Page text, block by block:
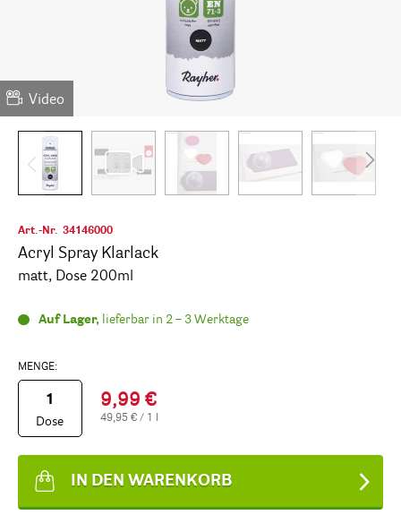
Video
Art.-Nr. 34146000
Acryl Spray Klarlack
matt, Dose 200ml
Auf Lager, lieferbar in 2 – 3 Werktage
IN DEN WARENKORB
MENGE:
Dose
9,99 €
49,95 € / 1 l